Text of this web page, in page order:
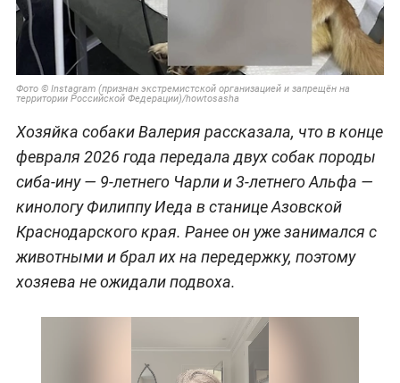
Фото © Instagram (признан экстремистской организацией и запрещён на
территории Российской Федерации)/howtosasha
Хозяйка собаки Валерия рассказала, что в конце
февраля 2026 года передала двух собак породы
сиба-ину — 9-летнего Чарли и 3-летнего Альфа —
кинологу Филиппу Иеда в станице Азовской
Краснодарского края. Ранее он уже занимался с
животными и брал их на передержку, поэтому
хозяева не ожидали подвоха.